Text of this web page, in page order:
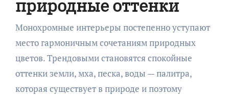
природные оттенки
Монохромные интерьеры постепенно уступают
место гармоничным сочетаниям природных
цветов. Трендовыми становятся спокойные
оттенки земли, мха, песка, воды — палитра,
которая существует в природе и поэтому